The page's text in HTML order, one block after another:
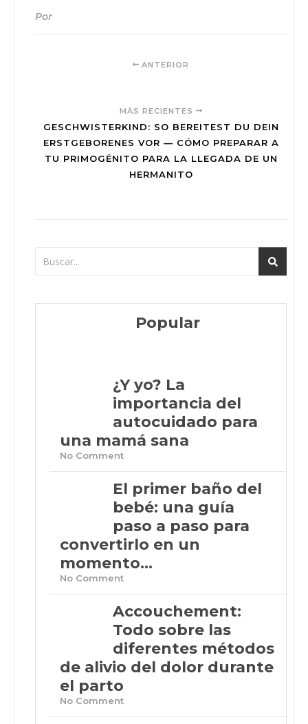
Por
ANTERIOR
MÁS RECIENTES
GESCHWISTERKIND: SO BEREITEST DU DEIN
ERSTGEBORENES VOR — CÓMO PREPARAR A
TU PRIMOGÉNITO PARA LA LLEGADA DE UN
HERMANITO
Popular
¿Y yo? La
importancia del
autocuidado para
una mamá sana
No Comment
El primer baño del
bebé: una guía
paso a paso para
convertirlo en un
momento...
No Comment
Accouchement:
Todo sobre las
diferentes métodos
de alivio del dolor durante
el parto
No Comment